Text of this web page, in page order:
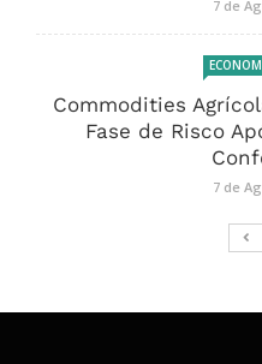
7 de
Commodities
Fase de Risco
7 de